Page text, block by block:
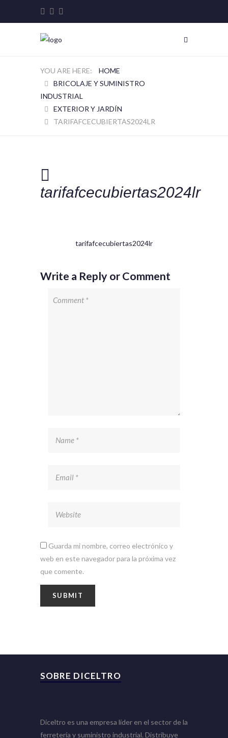
HOME
BRICOLAJE Y SUMINISTRO
INDUSTRIAL
EXTERIOR Y JARDÍN
TARIFAFCECUBIERTAS2024LR
tarifafcecubiertas2024lr
tarifafcecubiertas2024lr
Write a Reply or Comment
Guarda mi nombre, correo electrónico y
web en este navegador para la próxima vez
que comente.
SOBRE DICELTRO
Diceltro es una empresa líder en el sector de la
ferretería y suministro industrial. Distribuye